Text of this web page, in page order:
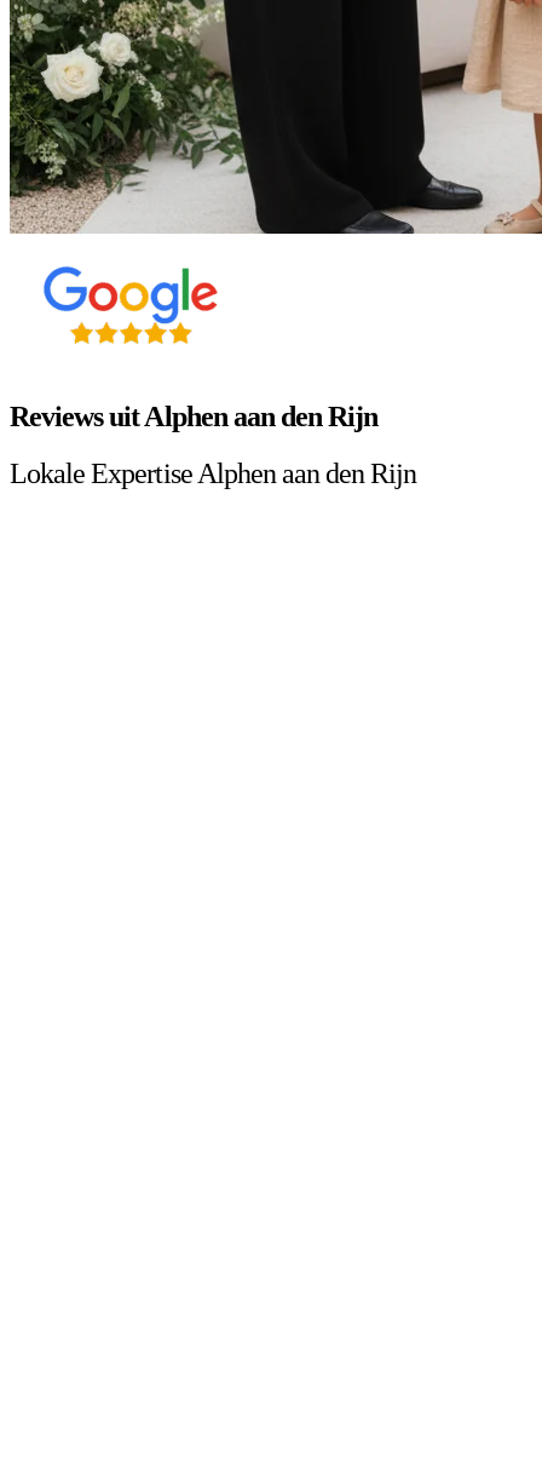
Reviews uit Alphen aan den Rijn
Lokale Expertise Alphen aan den Rijn